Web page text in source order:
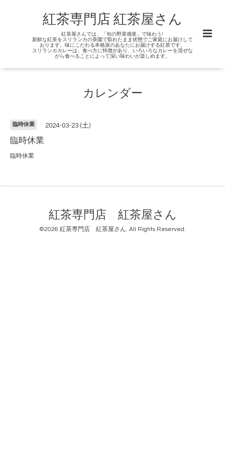
紅茶専門店 紅茶屋さん
紅茶屋さんでは、「旬の野菜感覚」で味わう!
新鮮な紅茶をスリランカの茶園で取れたまま状態でご家庭にお届けして
おります。味にこだわる本格派のあなたにお届けする紅茶です。
スリランカカレーは、食べ方に特徴があり、いろいろなカレーを混ぜな
がら食べることによって深い味わいが楽しめます。
カレンダー
臨時休業 2024-03-23 (土)
臨時休業
臨時休業
紅茶専門店 紅茶屋さん
©2026 紅茶専門店 紅茶屋さん. All Rights Reserved.